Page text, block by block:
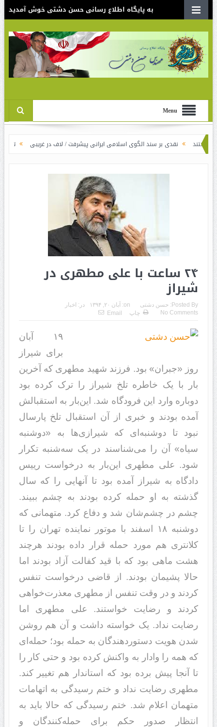
به پایگاه اطلاع رسانی حسن دشتی خوش آمدید
Menu
نقدی بر سند الگوی اسلامی ایرانی پیشرفت / لاف در غریبی تناقض‌های
۲۴ ساعت با علی مطهری در
شیراز
Posted By: حسن دشتی on: آبان ۲۰, ۱۳۹۴ در: اخبار
No Comments
چاپ Email
١٩ آبان
برای شیراز
روز «جبران» بود. فرزند شهید مطهری که آخرین
بار با یک خاطره تلخ شیراز را ترک کرده بود
دوباره وارد این فرودگاه شد. این‌بار به استقبالش
آمده بودند و خبری از آن استقبال تلخ پارسال
نبود تا دوشنبه‌ای که شیرازی‌ها به «دوشنبه
سیاه» آن را می‌شناسند در یک سه‌شنبه تکرار
شود. علی مطهری این‌بار به درخواست رییس
دادگاه به شیراز آمده بود تا آنهایی را که سال
گذشته به او حمله کرده بودند به چشم ببیند.
چشم در چشم‌شان شد و دفاع کرد. متهمانی که
دوشنبه ١٨ اسفند با موتور نماینده تهران را تا
کلانتری هم مورد حمله قرار داده بودند هرچند
هشت ماهی بود که با قید کفالت آزاد بودند اما
حالا پشیمان بودند. از قاضی درخواست تنفس
کردند و در وقت تنفس از مطهری معذرت‌خواهی
کردند و رضایت خواستند. علی مطهری اما
رضایت نداد. یک خواسته داشت و آن هم روشن
شدن هویت دستور‌دهندگان به حمله بود؛ حمله‌ای
که همه را وادار به واکنش کرده بود و حتی کار را
تا آنجا پیش برده بود که استاندار هم تغییر کند.
مطهری رضایت نداد و ختم رسیدگی به اتهامات
متهمان اعلام شد. ختم رسیدگی که حالا باید به
انتظار صدور حکم برای حمله‌کنندگان و